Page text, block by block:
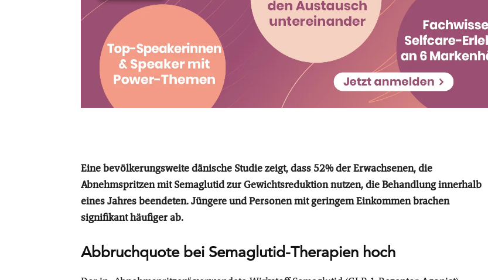
Eine bevölkerungsweite dänische Studie zeigt, dass 52% der Erwachsenen, die
Abnehmspritzen mit Semaglutid zur Gewichtsreduktion nutzen, die Behandlung innerhalb
eines Jahres beendeten. Jüngere und Personen mit geringem Einkommen brachen
signifikant häufiger ab.
Abbruchquote bei Semaglutid-Therapien hoch